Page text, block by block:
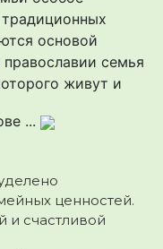
основой
семья
живут и
...
ценностей.
и счастливой